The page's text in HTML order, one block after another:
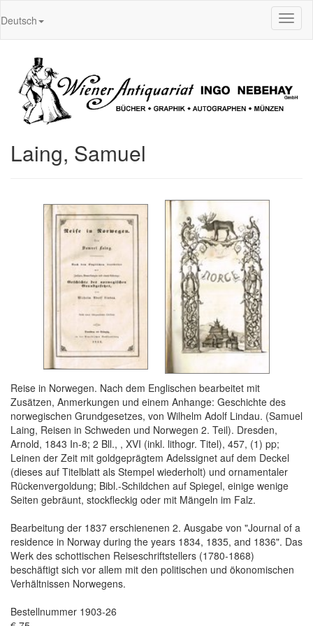
Deutsch
Laing, Samuel
Reise in Norwegen. Nach dem Englischen bearbeitet mit
Zusätzen, Anmerkungen und einem Anhange: Geschichte des
norwegischen Grundgesetzes, von Wilhelm Adolf Lindau. (Samuel
Laing, Reisen in Schweden und Norwegen 2. Teil). Dresden,
Arnold, 1843 In-8; 2 Bll., , XVI (inkl. lithogr. Titel), 457, (1) pp;
Leinen der Zeit mit goldgeprägtem Adelssignet auf dem Deckel
(dieses auf Titelblatt als Stempel wiederholt) und ornamentaler
Rückenvergoldung; Bibl.-Schildchen auf Spiegel, einige wenige
Seiten gebräunt, stockfleckig oder mit Mängeln im Falz.
Bearbeitung der 1837 erschienenen 2. Ausgabe von "Journal of a
residence in Norway during the years 1834, 1835, and 1836". Das
Werk des schottischen Reiseschriftstellers (1780-1868)
beschäftigt sich vor allem mit den politischen und ökonomischen
Verhältnissen Norwegens.
Bestellnummer 1903-26